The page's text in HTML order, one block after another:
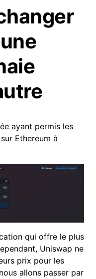
ayant permis les
Ethereum à
qui offre le plus
Uniswap ne
prix pour les
allons passer par